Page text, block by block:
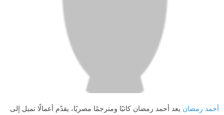
أحمد رمضان يعد أحمد رمضان كاتبًا ومترجمًا مصريًا، يقدّم أعمالًا تميل إلى